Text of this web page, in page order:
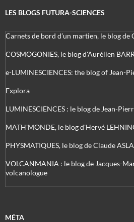
LES BLOGS FUTURA-SCIENCES
Carnets de bord d’un martien, le blog de
COSMOGONIES, le blog d'Aurélien
e-LUMINESCIENCES: the blog of Jean-
Explora
LUMINESCIENCES : le blog de Jean-
MATH'MONDE, le blog d'Hervé
PHYSMATIQUES, le blog de Claude
VOLCANMANIA : le blog de Jacques-
volcanologue
MÉTA